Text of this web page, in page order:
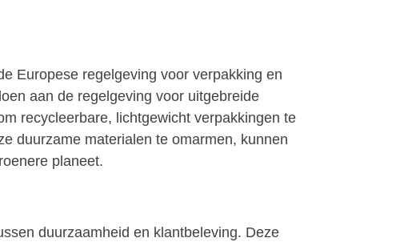
Europese regelgeving voor verpakking en
aan de regelgeving voor uitgebreide
recycleerbare, lichtgewicht verpakkingen te
duurzame materialen te omarmen, kunnen
planeet.
duurzaamheid en klantbeleving. Deze